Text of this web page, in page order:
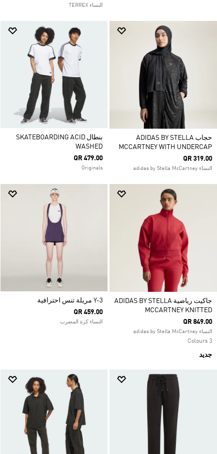
النساء TERREX
حجاب ADIDAS BY STELLA
MCCARTNEY WITH UNDERCAP
QR 319.00
النساء adidas by Stella McCartney
بنطال SKATEBOARDING ACID
WASHED
QR 479.00
Originals
جاكيت رياضية ADIDAS BY STELLA
MCCARTNEY KNITTED
QR 849.00
النساء adidas by Stella McCartney
3 Colours
جديد
Y-3 مريلة تنس احترافية
QR 459.00
النساء كرة المضرب